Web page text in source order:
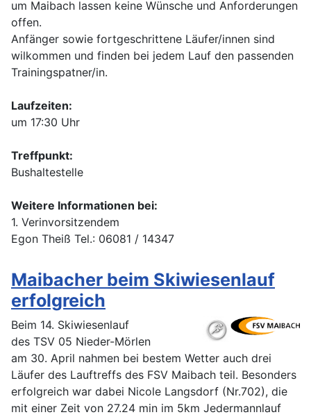
um Maibach lassen keine Wünsche und Anforderungen
offen.
Anfänger sowie fortgeschrittene Läufer/innen sind
wilkommen und finden bei jedem Lauf den passenden
Trainingspatner/in.
Laufzeiten:
um 17:30 Uhr
Treffpunkt:
Bushaltestelle
Weitere Informationen bei:
1. Verinvorsitzendem
Egon Theiß Tel.: 06081 / 14347
Maibacher beim Skiwiesenlauf
erfolgreich
Beim 14. Skiwiesenlauf
des TSV 05 Nieder-Mörlen
am 30. April nahmen bei bestem Wetter auch drei
Läufer des Lauftreffs des FSV Maibach teil. Besonders
erfolgreich war dabei Nicole Langsdorf (Nr.702), die
mit einer Zeit von 27.24 min im 5km Jedermannlauf